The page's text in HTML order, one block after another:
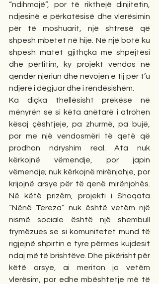
“ndihmojë”, por të rikthejë dinjitetin,
ndjesinë e përkatësisë dhe vlerësimin
për të moshuarit, një shtresë që
shpesh mbetet në hije. Në një botë ku
shpesh matet gjithçka me shpejtësi
dhe përfitim, ky projekt vendos në
qendër njeriun dhe nevojën e tij për t’u
ndjerë i dëgjuar dhe i rëndësishëm.
Ka diçka thellësisht prekëse në
mënyrën se si këta anëtarë i afrohen
kësaj çështjeje, pa zhurmë, pa bujë,
por me një vendosmëri të qetë që
prodhon ndryshim real. Ata nuk
kërkojnë vëmendje, por japin
vëmendje; nuk kërkojnë mirënjohje, por
krijojnë arsye për të qenë mirënjohës.
Në këtë prizëm, projekti i Shoqata
“Nënë Tereza” nuk është vetëm një
nismë sociale është një shembull
frymëzues se si komunitetet mund të
rigjejnë shpirtin e tyre përmes kujdesit
ndaj më të brishtëve. Dhe pikërisht për
këtë arsye, ai meriton jo vetëm
vlerësim, por edhe mbështetje më të